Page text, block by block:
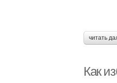
читать
Как